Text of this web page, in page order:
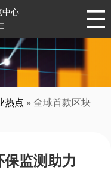
中心
热点 » 全球首款区块
监测助力